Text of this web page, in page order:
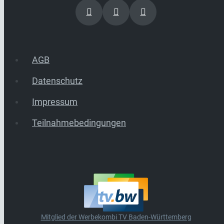
AGB
Datenschutz
Impressum
Teilnahmebedingungen
Mitglied der Werbekombi TV Baden-Württemberg